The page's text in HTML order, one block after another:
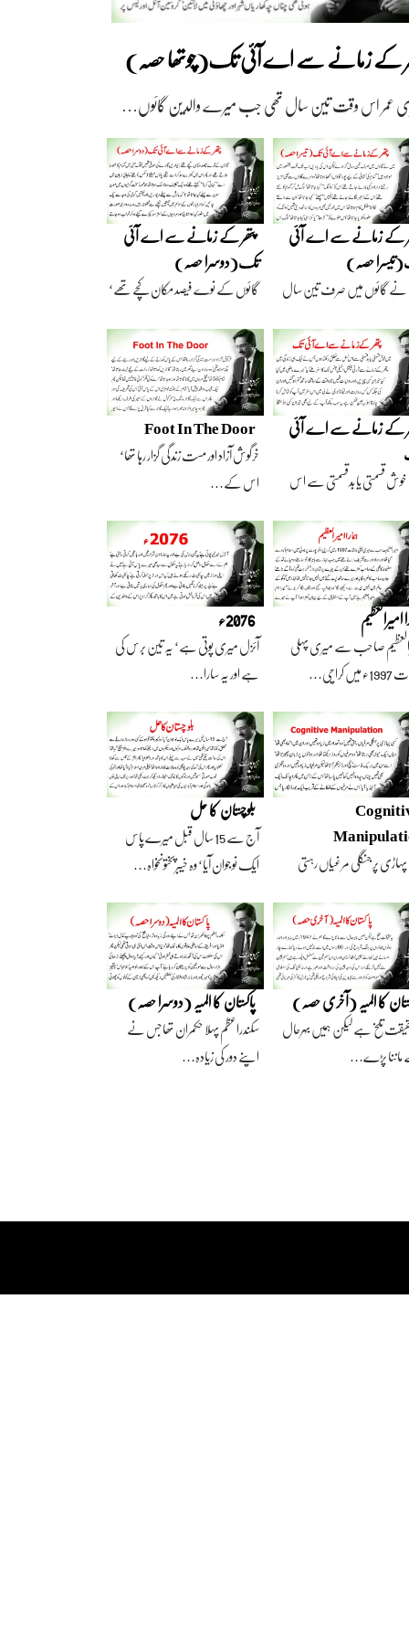
کے زمانے سے اے آئی تک(چوتھا حصہ)
عمر اس وقت تین سال تھی جب میرے والدین گائوں…
کے زمانے سے اے آئی
حصہ)
گائوں میں صرف تین سال
پتھر کے زمانے سے اے آئی
تک(دوسرا حصہ)
گائوں کے نوے فیصد مکان کچے تھے‘
کے زمانے سے اے آئی
قسمتی یا بدقسمتی سے اس
Foot In The Door
خرگوش آزاد اور مست زندگی گزار رہا تھا‘
اس کے…
امیرالعظیم
صاحب سے میری پہلی
کراچی…
2076ء
آئزل میری پوتی ہے‘ یہ تین برس کی
ہے اور یہ سارا…
پر جنگلی مرغیاں رہتی
بلوچستان کا حل
آج سے 15 سال قبل میرے پاس
ایک نوجوان آیا‘ وہ خیبرپختونخواہ…
کا المیہ (آخری حصہ)
تلخ ہے لیکن ہمیں بہرحال
پڑے…
پاکستان کا المیہ (دوسرا حصہ)
سکندراعظم پہلا حکمران تھا جس نے
اپنے دور کی زیادہ…